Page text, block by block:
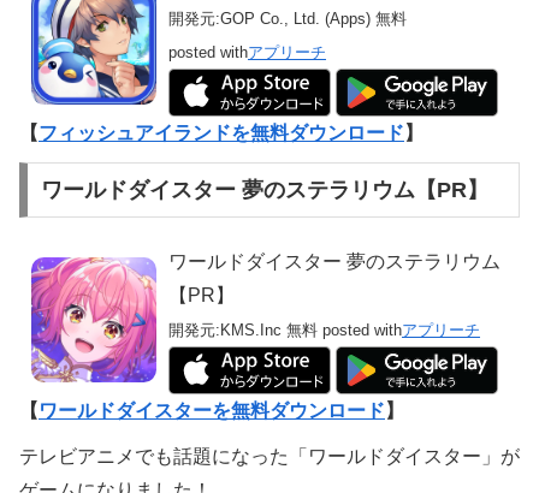
開発元:GOP Co., Ltd. (Apps) 無料
posted withアプリーチ
【フィッシュアイランドを無料ダウンロード 】
ワールドダイスター 夢のステラリウム【PR】
ワールドダイスター 夢のステラリウム
【PR】
開発元:KMS.Inc 無料 posted withアプリーチ
【 ワールドダイスターを無料ダウンロード 】
テレビアニメでも話題になった「ワールドダイスター」が